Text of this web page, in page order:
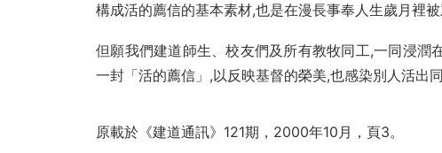
構成活的薦信的基本素材,也是在漫長事奉人生歲月裡被
但願我們建道師生、校友們及所有教牧同工,一同浸潤
一封「活的薦信」,以反映基督的榮美,也感染別人活出
原載於《建道通訊》121期，2000年10月，頁3。